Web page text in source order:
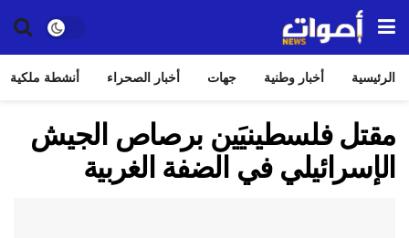
الرئيسية أخبار وطنية جهات أخبار الصحراء أنشطة ملكية
مقتل فلسطينيَين برصاص الجيش
الإسرائيلي في الضفة الغربية